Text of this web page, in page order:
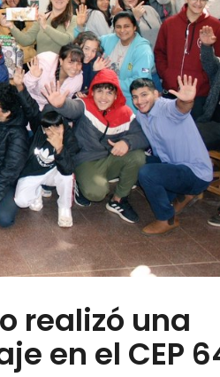
realizó una
en el CEP